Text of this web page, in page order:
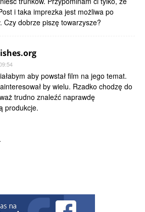
i taka imprezka jest możliwa po
Czy dobrze piszę towarzysze?
aby powstał film na jego temat.
by wielu. Rzadko chodzę do
trudno znaleźć naprawdę
produkcje.